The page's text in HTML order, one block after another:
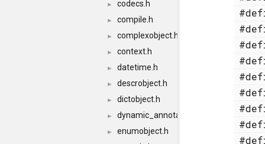
► codecs.h
► compile.h
► complexobject.h
► context.h
► datetime.h
► descrobject.h
► dictobject.h
► dynamic_annotations.h
►
enumobject.h